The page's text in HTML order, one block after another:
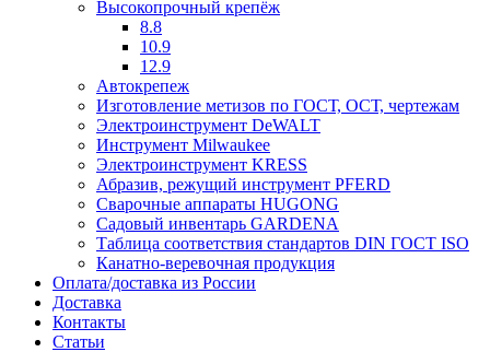
Высокопрочный крепёж
8.8
10.9
12.9
Автокрепеж
Изготовление метизов по ГОСТ, ОСТ, чертежам
Электроинструмент DeWALT
Инструмент Milwaukee
Электроинструмент KRESS
Абразив, режущий инструмент PFERD
Сварочные аппараты HUGONG
Садовый инвентарь GARDENA
Таблица соответствия стандартов DIN ГОСТ ISO
Канатно-веревочная продукция
Оплата/доставка из России
Доставка
Контакты
Статьи